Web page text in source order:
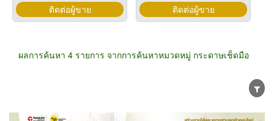
ติดต่อผู้ขาย ติดต่อผู้ขาย
ผลการค้นหา 4 รายการ จากการค้นหาหมวดหมู่ กระดาษเช็ดมือ